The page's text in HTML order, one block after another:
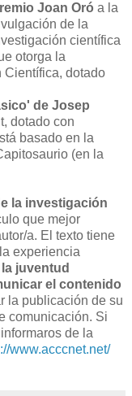
Joan Oró a la
de la
científica
otorga la
dotado
de Josep
dotado con
basado en la
(en la
la investigación
que mejor
a. El texto tiene
experiencia
juventud
el contenido
la publicación de su
comunicación. Si
de la
www.acccnet.net/